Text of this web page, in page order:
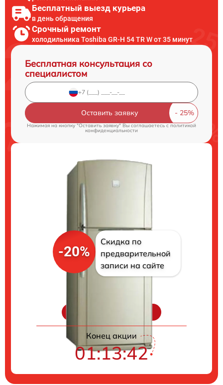
Бесплатный выезд курьера
в день обращения
Срочный ремонт
холодильника Toshiba GR-H 54 TR W от 35 минут
Бесплатная консультация со
специалистом
Оставить заявку
Нажимая на кнопку "Оставить заявку" Вы соглашаетесь cполитикой
конфиденциальности
-20%
Скидка по
предварительной
записи на сайте
Конец акции
01:13:40